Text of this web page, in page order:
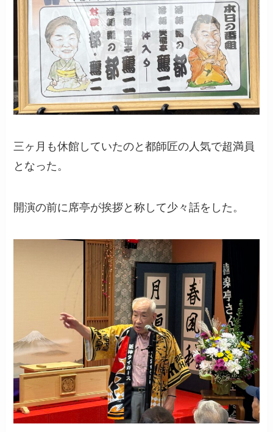
三ヶ月も休館していたのと都師匠の人気で超満員
となった。
開演の前に席亭が挨拶と称して少々話をした。